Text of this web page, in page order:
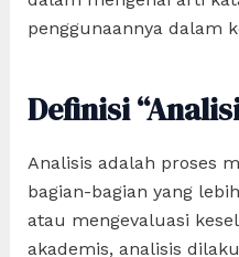
penggunaannya dalam
Definisi
Analisis adalah proses
bagian-bagian yang
atau mengevaluasi
akademis, analisis